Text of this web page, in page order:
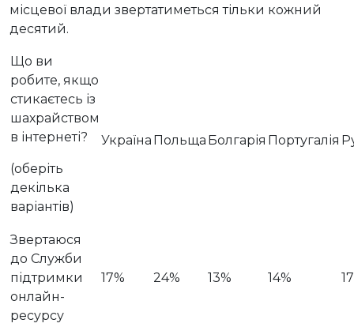
місцевої влади звертатиметься тільки кожний
десятий.
Що ви
робите, якщо
стикаєтесь із
шахрайством
в інтернеті?
(оберіть
декілька
варіантів)
Україна Польща Болгарія Португалія
Звертаюся
до Служби
підтримки
онлайн-
ресурсу
17% 24% 13% 14%